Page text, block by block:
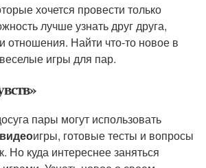
хочется провести только
лучше узнать друг друга,
отношения. Найти что-то новое в
игры для пар.
пары могут использовать
видеоигры, готовые тесты и вопросы
Но куда интереснее заняться